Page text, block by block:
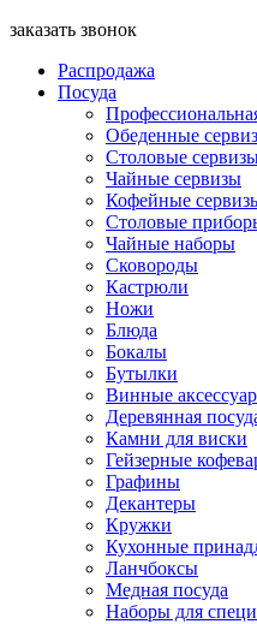
заказать звонок
Распродажа
Посуда
Обеденные
Столовые
Чайные сервизы
Кофейные
Столовые
Чайные наборы
Сковороды
Кастрюли
Ножи
Блюда
Бокалы
Бутылки
Винные
Деревянная
Камни для виски
Гейзерные
Графины
Декантеры
Кружки
Кухонные
Ланчбоксы
Медная посуда
Наборы для